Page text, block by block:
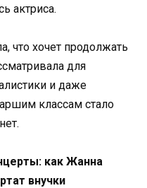
актриса.
что хочет продолжать
для
и даже
классам стало
как Жанна
внучки